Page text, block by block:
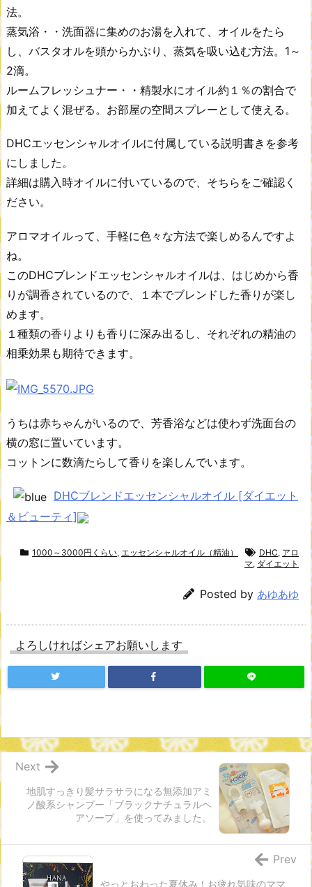
法。
蒸気浴・・洗面器に集めのお湯を入れて、オイルをたら
し、バスタオルを頭からかぶり、蒸気を吸い込む方法。1～
2滴。
ルームフレッシュナー・・精製水にオイル約１％の割合で
加えてよく混ぜる。お部屋の空間スプレーとして使える。
DHCエッセンシャルオイルに付属している説明書きを参考
にしました。
詳細は購入時オイルに付いているので、そちらをご確認く
ださい。
アロマオイルって、手軽に色々な方法で楽しめるんですよ
ね。
このDHCブレンドエッセンシャルオイルは、はじめから香
りが調香されているので、１本でブレンドした香りが楽し
めます。
１種類の香りよりも香りに深み出るし、それぞれの精油の
相乗効果も期待できます。
うちは赤ちゃんがいるので、芳香浴などは使わず洗面台の
横の窓に置いています。
コットンに数滴たらして香りを楽しんでいます。
DHCブレンドエッセンシャルオイル [ダイエット
＆ビューティ]
1000～3000円くらい, エッセンシャルオイル（精油） DHC, アロ
マ, ダイエット
Posted by あゆあゆ
よろしければシェアお願いします
地肌すっきり髪サラサラになる無添加アミ
ノ酸系シャンプー「ブラックナチュラルヘ
アソープ」を使ってみました。
Next
やっとおわった夏休み！お疲れ気味のママ
Prev